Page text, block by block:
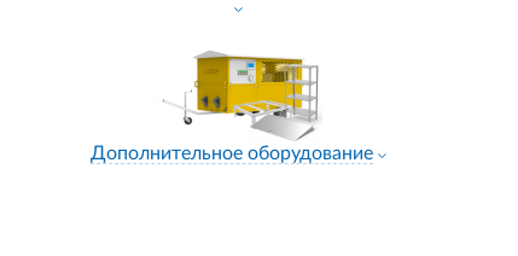
Дополнительное оборудование